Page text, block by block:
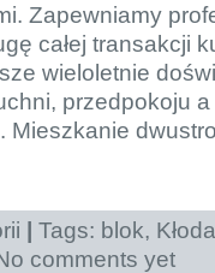
Zapewniamy
całej transakcji
wieloletnie
przedpokoju a
Tags: blok, Kłoda
comments yet